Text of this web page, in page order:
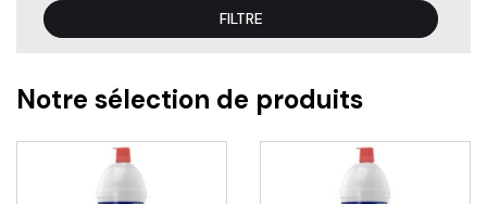
FILTRE
Notre sélection de produits